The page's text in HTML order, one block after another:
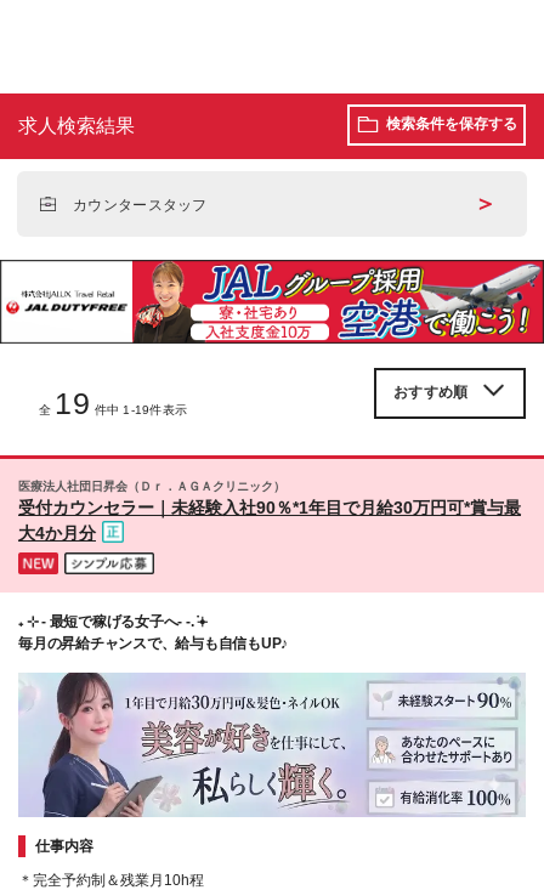
求人検索結果 検索条件を保存する
カウンタースタッフ ＞
全 19 件中 1-19件表示
医療法人社団日昇会（Ｄｒ．ＡＧＡクリニック）
受付カウンセラー｜未経験入社90％*1年目で月給30万円可*賞与最
大4か月分
₊ ⊹ - 最短で稼げる女子へ- -. ݁𖥔
毎月の昇給チャンスで、給与も自信もUP♪
仕事内容
＊完全予約制＆残業月10h程